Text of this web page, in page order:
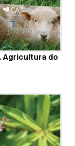
Agricultura do